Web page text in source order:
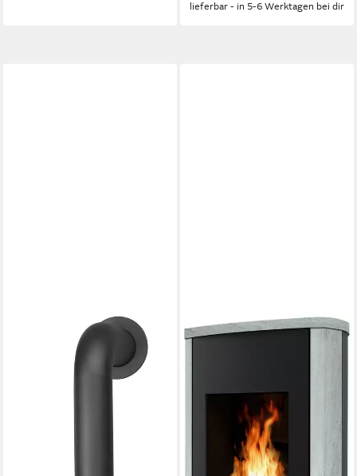
lieferbar - in 5-6 Werktagen bei dir
WAMSLER
Kaminofen Kaminofen N-Line
Nennwärmeleistung
Wirkungsgrad
max. Raumheizvermögen
Produktdatenblatt
1.722,88 €
lieferbar in 2 Wochen